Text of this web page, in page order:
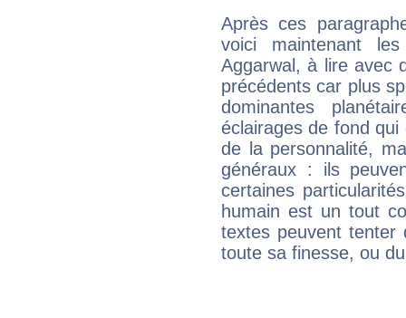
Après ces
voici maintenant
Aggarwal, à lire avec
précédents car plus
dominantes
éclairages de fond
de la personnalité,
généraux : ils
certaines
humain est un tout
textes peuvent tenter
toute sa finesse, ou